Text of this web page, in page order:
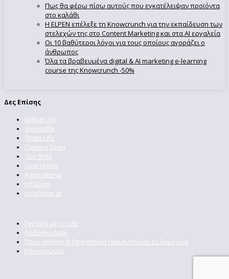
Πως θα φέρω πίσω αυτούς που εγκατέλειψαν προϊόντα
στο καλάθι
Η ELPEN επέλεξε τη Knowcrunch για την εκπαίδευση των
στελεχών της στο Content Marketing και στα AI εργαλεία
Οι 10 βαθύτεροι λόγοι για τους οποίους αγοράζει ο
άνθρωπος
Όλα τα βραβευμένα digital & AI marketing e-learning
course της Knowcrunch -50%
Δες Επίσης
Digital Life
gameslife
Thats Life
Coming Soon
The Dots
Cool Home
Agapi Mono
InfoCom
myphone.gr
Σχετικά με το site
Αρθρογράφοι
Όροι χρήσης & Προστασία Προσωπικών Δεδομένων
Επικοινωνία